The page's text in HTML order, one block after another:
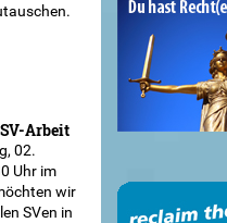
Arbeit
02.
Uhr im
wir
SVen in